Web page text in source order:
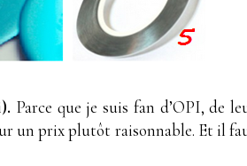
Parce que je suis fan d’OPI, de
un prix plutôt raisonnable. Et il